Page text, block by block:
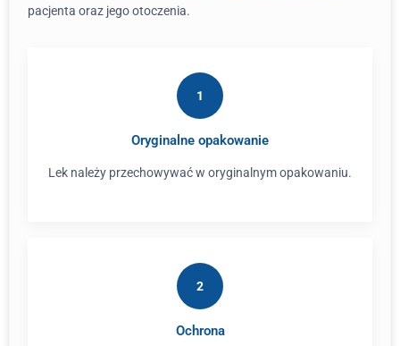
pacjenta oraz jego otoczenia.
1
Oryginalne opakowanie
Lek należy przechowywać w oryginalnym opakowaniu.
2
Ochrona